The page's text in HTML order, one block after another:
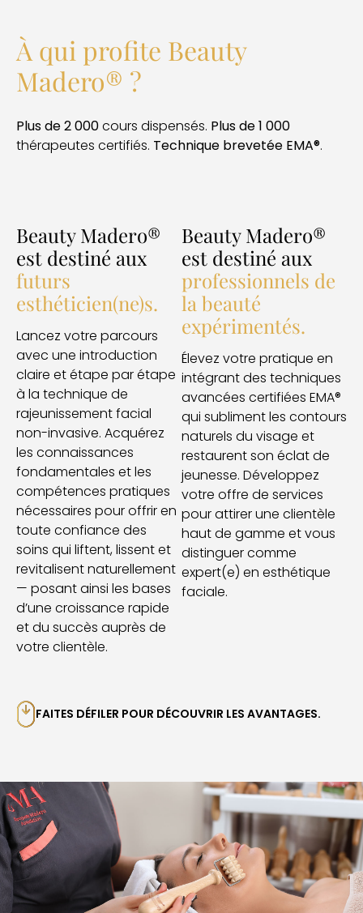
À qui profite Beauty
Madero® ?
Plus de 2 000cours dispensés. Plus de 1 000
thérapeutes certifiés. Technique brevetée EMA®.
Beauty Madero®
est destiné aux
futurs
esthéticien(ne)s.
Lancez votre parcours
avec une introduction
claire et étape par étape
à la technique de
rajeunissement facial
non-invasive. Acquérez
les connaissances
fondamentales et les
compétences pratiques
nécessaires pour offrir en
toute confiance des
soins qui liftent, lissent et
revitalisent naturellement
— posant ainsi les bases
d’une croissance rapide
et du succès auprès de
votre clientèle.
Beauty Madero®
est destiné aux
professionnels de
la beauté
expérimentés.
Élevez votre pratique en
intégrant des techniques
avancées certifiées EMA®
qui subliment les contours
naturels du visage et
restaurent son éclat de
jeunesse. Développez
votre offre de services
pour attirer une clientèle
haut de gamme et vous
distinguer comme
expert(e) en esthétique
faciale.
FAITES DÉFILER POUR DÉCOUVRIR LES AVANTAGES.